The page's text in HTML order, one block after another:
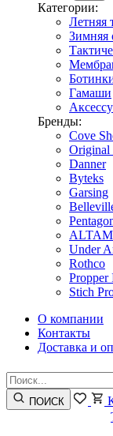
Категории:
Летняя
Зимняя
Гамаши
Бренды:
Cove
Original
Danner
Byteks
Garsing
Under
Rothco
Propper
Stich
О компании
Контакты
Доставка и
ПОИСК